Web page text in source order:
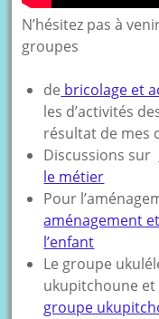
N’hésitez pas à
groupes
de bricolage et
les d’activités
résultat de mes
Discussions sur
le métier
Pour
aménagement
l’enfant
Le groupe
ukupitchoune et
groupe